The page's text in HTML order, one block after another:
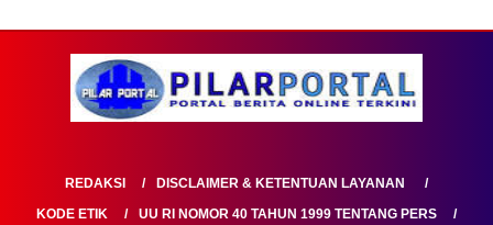
REDAKSI
DISCLAIMER & KETENTUAN LAYANAN
KODE ETIK
UU RI NOMOR 40 TAHUN 1999 TENTANG PERS